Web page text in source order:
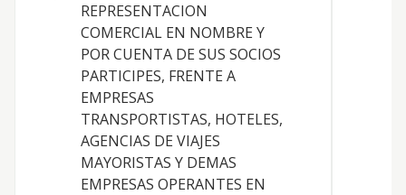
REPRESENTACION
COMERCIAL EN NOMBRE Y
POR CUENTA DE SUS SOCIOS
PARTICIPES, FRENTE A
EMPRESAS
TRANSPORTISTAS, HOTELES,
AGENCIAS DE VIAJES
MAYORISTAS Y DEMAS
EMPRESAS OPERANTES EN